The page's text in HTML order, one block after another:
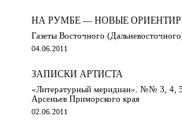
НА РУМБЕ — НОВЫЕ
Газеты Восточного
04.06.2011
ЗАПИСКИ АРТИСТА
«Литературный меридиан». №№ 3, 4, 5,
Арсеньев Приморского края
02.06.2011